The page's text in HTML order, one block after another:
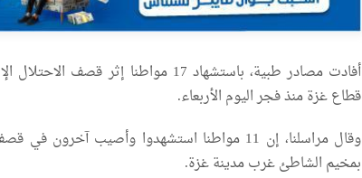
أفادت مصادر طبية، باستشهاد 17 مواطنا
قطاع غزة منذ فجر اليوم الأربعاء.
وقال مراسلنا، إن 11 مواطنا استشهدوا وأصيب
بمخيم الشاطئ غرب مدينة غزة.